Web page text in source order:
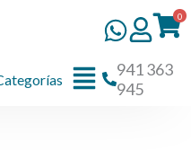
0
941 363
945